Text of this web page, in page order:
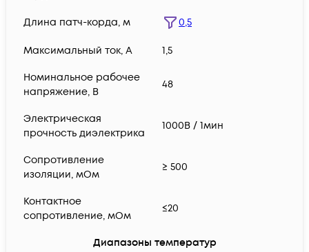
Длина патч-корда, м 0,5
Максимальный ток, А 1,5
Номинальное рабочее
напряжение, В
48
Электрическая
прочность диэлектрика
1000В / 1мин
Сопротивление
изоляции, мОм
≥ 500
Контактное
сопротивление, мОм
≤20
Диапазоны температур